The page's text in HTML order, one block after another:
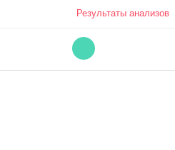
Результаты анализов